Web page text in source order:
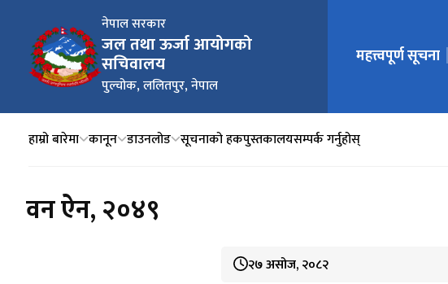
नेपाल सरकार
जल तथा ऊर्जा आयोगको
सचिवालय
पुल्चोक, ललितपुर, नेपाल
मुख्य नेभिगेसनमा जानुहोस्
महत्त्वपूर्ण सूचना
हाम्रो बारेमा कानून डाउनलोड सूचनाको हकपुस्तकालयसम्पर्क गर्नुहोस्
वन ऐन, २०४९
२७ असोज, २०८२